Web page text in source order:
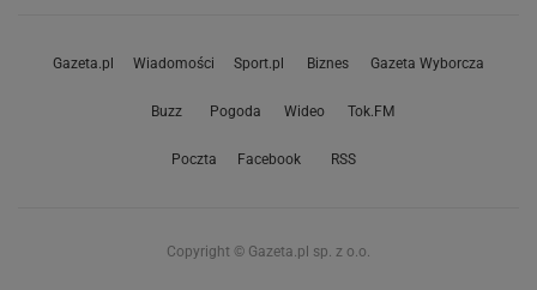
Gazeta.pl Wiadomości Sport.pl Biznes Gazeta Wyborcza
Buzz Pogoda Wideo Tok.FM
Poczta Facebook RSS
Copyright © Gazeta.pl sp. z o.o.